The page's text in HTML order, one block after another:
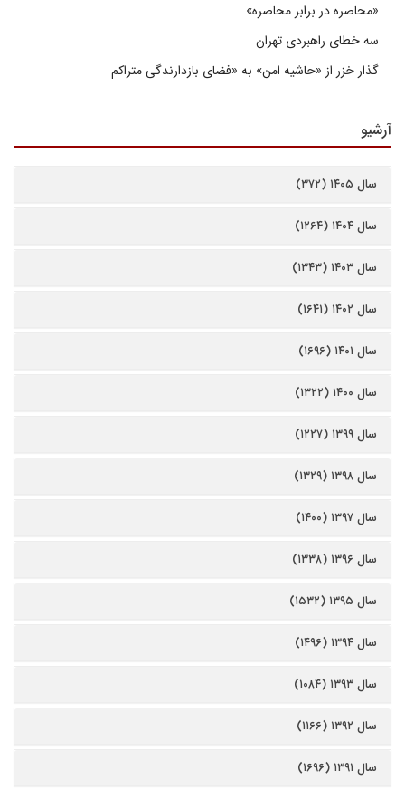
«محاصره در برابر محاصره»
سه خطای راهبردی تهران
گذار خزر از «حاشیه امن» به «فضای بازدارندگی متراکم
آرشیو
سال ۱۴۰۵ (۳۷۲)
سال ۱۴۰۴ (۱۲۶۴)
سال ۱۴۰۳ (۱۳۴۳)
سال ۱۴۰۲ (۱۶۴۱)
سال ۱۴۰۱ (۱۶۹۶)
سال ۱۴۰۰ (۱۳۲۲)
سال ۱۳۹۹ (۱۲۲۷)
سال ۱۳۹۸ (۱۳۲۹)
سال ۱۳۹۷ (۱۴۰۰)
سال ۱۳۹۶ (۱۳۳۸)
سال ۱۳۹۵ (۱۵۳۲)
سال ۱۳۹۴ (۱۴۹۶)
سال ۱۳۹۳ (۱۰۸۴)
سال ۱۳۹۲ (۱۱۶۶)
سال ۱۳۹۱ (۱۶۹۶)